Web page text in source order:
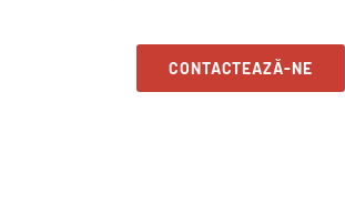
CONTACTEAZĂ-NE